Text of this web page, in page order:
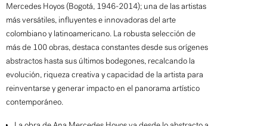
Mercedes Hoyos (Bogotá, 1946-2014); una de las artistas
más versátiles, influyentes e innovadoras del arte
colombiano y latinoamericano. La robusta selección de
más de 100 obras, destaca constantes desde sus orígenes
abstractos hasta sus últimos bodegones, recalcando la
evolución, riqueza creativa y capacidad de la artista para
reinventarse y generar impacto en el panorama artístico
contemporáneo.